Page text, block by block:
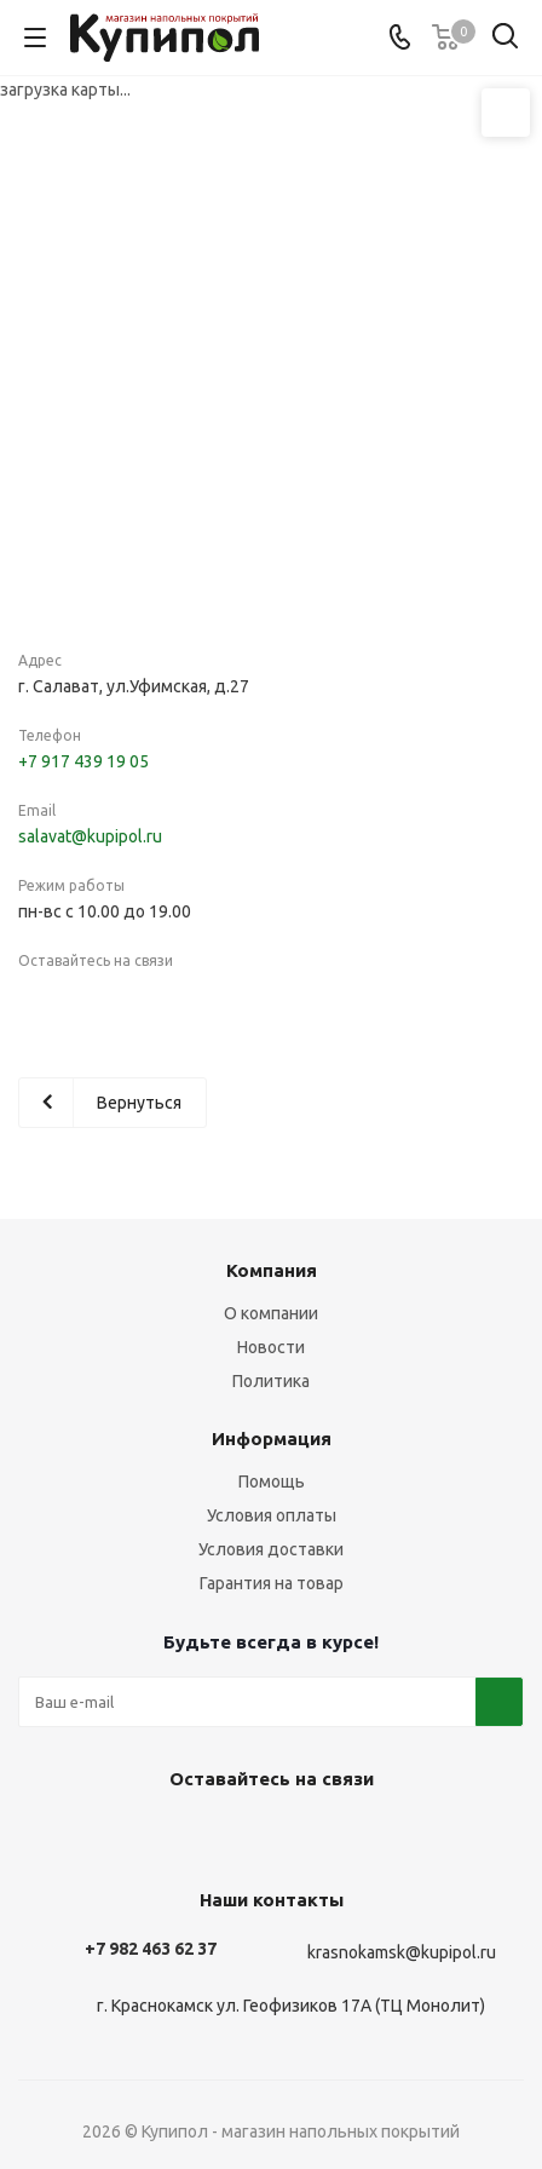
0
загрузка карты...
Адрес
г. Салават, ул.Уфимская, д.27
Телефон
+7 917 439 19 05
Email
salavat@kupipol.ru
Режим работы
пн-вс с 10.00 до 19.00
Оставайтесь на связи
Вернуться
Компания
О компании
Новости
Политика
Информация
Помощь
Условия оплаты
Условия доставки
Гарантия на товар
Будьте всегда в курсе!
Оставайтесь на связи
Наши контакты
+7 982 463 62 37 krasnokamsk@kupipol.ru
г. Краснокамск ул. Геофизиков 17А (ТЦ Монолит)
2026 © Купипол - магазин напольных покрытий